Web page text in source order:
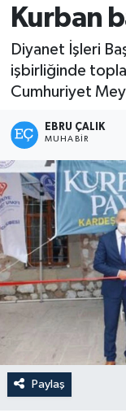
Kurban
Diyanet İşleri
işbirliğinde
Cumhuriyet
EBRU ÇALIK
MUHABIR
Paylaş